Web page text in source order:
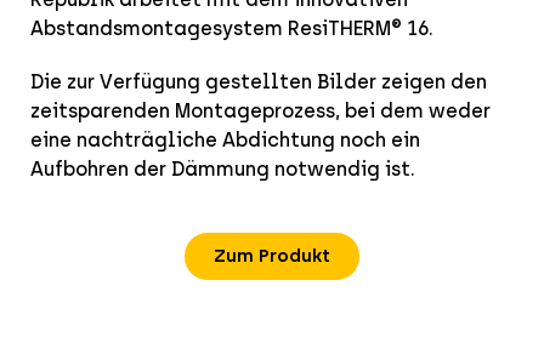
Abstandsmontagesystem ResiTHERM® 16.
Die zur Verfügung gestellten Bilder zeigen den
zeitsparenden Montageprozess, bei dem weder
eine nachträgliche Abdichtung noch ein
Aufbohren der Dämmung notwendig ist.
Zum Produkt